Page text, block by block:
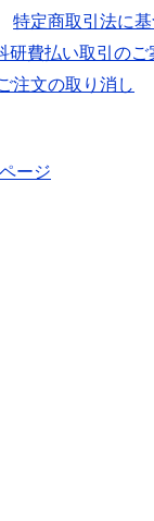
特定商取引法に
研費払い取引のご
注文の取り消し
ージ